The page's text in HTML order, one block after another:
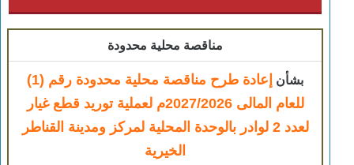
مناقصة محلية محدودة
بشأن
إعادة طرح مناقصة محلية محدودة رقم (1)
للعام المالى 2027/2026م لعملية توريد قطع غيار
لعدد 2 لوادر بالوحدة المحلية لمركز ومدينة القناطر
الخيرية